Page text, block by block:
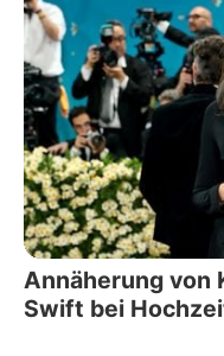
Annäherung von
Swift bei